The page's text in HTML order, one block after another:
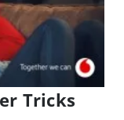
Tricks